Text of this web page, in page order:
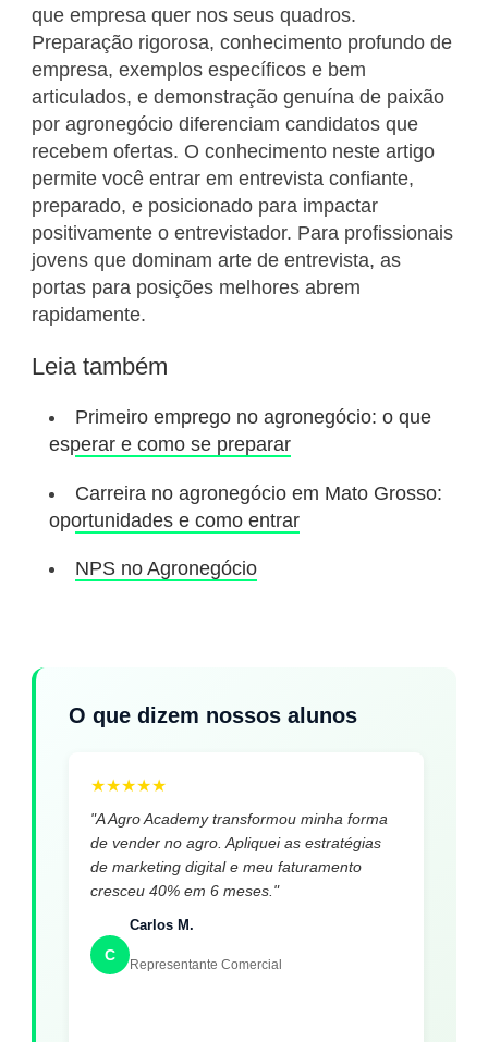
que empresa quer nos seus quadros.
Preparação rigorosa, conhecimento profundo de
empresa, exemplos específicos e bem
articulados, e demonstração genuína de paixão
por agronegócio diferenciam candidatos que
recebem ofertas. O conhecimento neste artigo
permite você entrar em entrevista confiante,
preparado, e posicionado para impactar
positivamente o entrevistador. Para profissionais
jovens que dominam arte de entrevista, as
portas para posições melhores abrem
rapidamente.
Leia também
Primeiro emprego no agronegócio: o que
esperar e como se preparar
Carreira no agronegócio em Mato Grosso:
oportunidades e como entrar
NPS no Agronegócio
O que dizem nossos alunos
★★★★★
"A Agro Academy transformou minha forma
de vender no agro. Apliquei as estratégias
de marketing digital e meu faturamento
cresceu 40% em 6 meses."
C
Carlos M.
Representante Comercial